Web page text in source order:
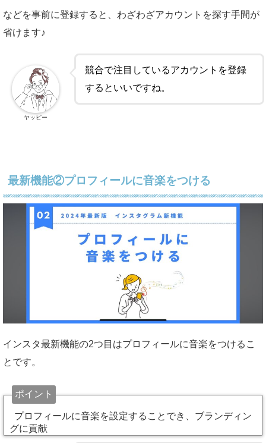
などを事前に登録すると、わざわざアカウントを探す手間が
省けます♪
競合で注目しているアカウントを登録
するといいですね。
ヤッピー
最新機能②プロフィールに音楽をつける
インスタ最新機能の2つ目はプロフィールに音楽をつけるこ
とです。
ポイント
プロフィールに音楽を設定することでき、ブランディン
グに貢献